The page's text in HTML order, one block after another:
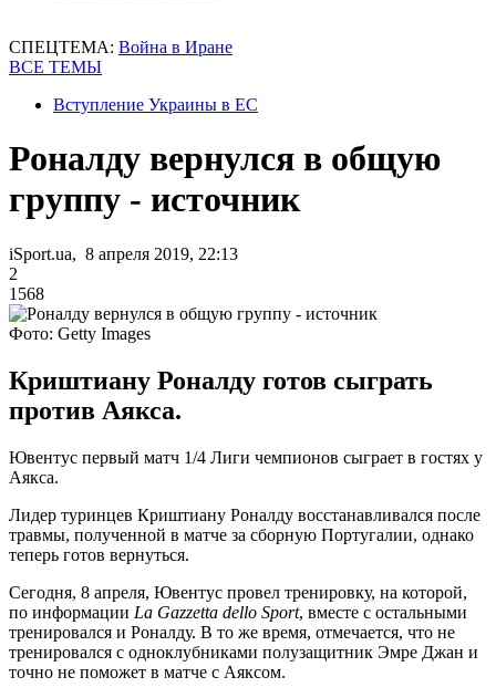
СПЕЦТЕМА: Война в Иране
ВСЕ ТЕМЫ
Вступление Украины в ЕС
Роналду вернулся в общую
группу - источник
iSport.ua, 8 апреля 2019, 22:13
2
1568
Фото: Getty Images
Криштиану Роналду готов сыграть
против Аякса.
Ювентус первый матч 1/4 Лиги чемпионов сыграет в гостях у
Аякса.
Лидер туринцев Криштиану Роналду восстанавливался после
травмы, полученной в матче за сборную Португалии, однако
теперь готов вернуться.
Сегодня, 8 апреля, Ювентус провел тренировку, на которой,
по информации La Gazzetta dello Sport, вместе с остальными
тренировался и Роналду. В то же время, отмечается, что не
тренировался с одноклубниками полузащитник Эмре Джан и
точно не поможет в матче с Аяксом.